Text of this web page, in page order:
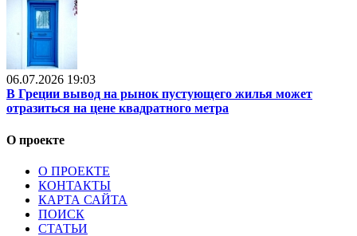
06.07.2026 19:03
В Греции вывод на рынок пустующего жилья может
отразиться на цене квадратного метра
О проекте
О ПРОЕКТЕ
КОНТАКТЫ
КАРТА САЙТА
ПОИСК
СТАТЬИ